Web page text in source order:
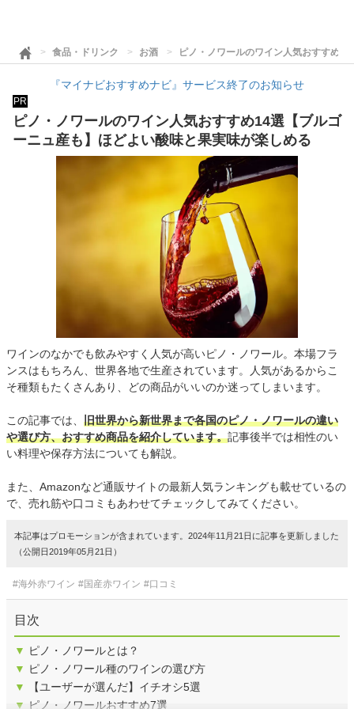
食品・ドリンク お酒 ピノ・ノワールのワイン人気おすすめ
『マイナビおすすめナビ』サービス終了のお知らせ
PR
ピノ・ノワールのワイン人気おすすめ14選【ブルゴ
ーニュ産も】ほどよい酸味と果実味が楽しめる
ワインのなかでも飲みやすく人気が高いピノ・ノワール。本場フラ
ンスはもちろん、世界各地で生産されています。人気があるからこ
そ種類もたくさんあり、どの商品がいいのか迷ってしまいます。
この記事では、 旧世界から新世界まで各国のピノ・ノワールの違い
や選び方、おすすめ商品を紹介しています。記事後半では相性のい
い料理や保存方法についても解説。
また、Amazonなど通販サイトの最新人気ランキングも載せているの
で、売れ筋や口コミもあわせてチェックしてみてください。
本記事はプロモーションが含まれています。2024年11月21日に記事を更新しました
（公開日2019年05月21日）
#海外赤ワイン #国産赤ワイン #口コミ
目次
▼ ピノ・ノワールとは？
▼ ピノ・ノワール種のワインの選び方
▼
【ユーザーが選んだ】イチオシ5選
▼ ピノ・ノワールおすすめ7選